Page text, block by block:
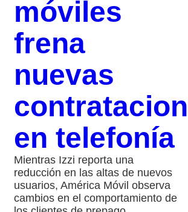
móviles
frena
nuevas
en telefonía
Mientras Izzi reporta una
reducción en las altas de nuevos
usuarios, América Móvil observa
cambios en el comportamiento de